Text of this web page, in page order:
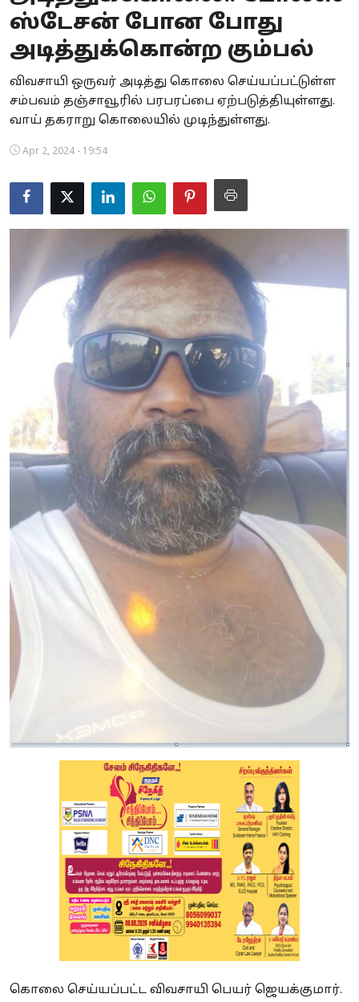
Business
Crime
Tamilnadu
National
Astrology
Weather
Politics
ஸ்டேசன் போன போது
அடித்துக்கொன்ற கும்பல்
விவசாயி ஒருவர் அடித்து கொலை செய்யப்பட்டுள்ள
சம்பவம் தஞ்சாவூரில் பரபரப்பை ஏற்படுத்தியுள்ளது.
வாய் தகராறு கொலையில் முடிந்துள்ளது.
Apr 2, 2024 - 19:54
கொலை செய்யப்பட்ட விவசாயி பெயர் ஜெயக்குமார்.